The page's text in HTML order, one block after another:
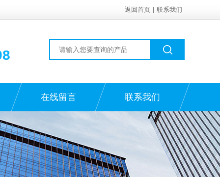
返回首页 联系我们
在线留言 联系我们